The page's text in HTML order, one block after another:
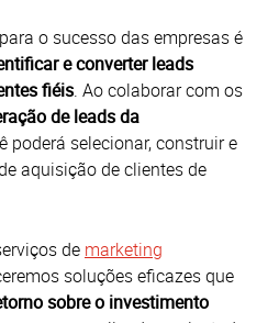
o sucesso das empresas é
e converter leads
fiéis. Ao colaborar com os
de leads da
poderá selecionar, construir e
aquisição de clientes de
de marketing
soluções eficazes que
sobre o investimento